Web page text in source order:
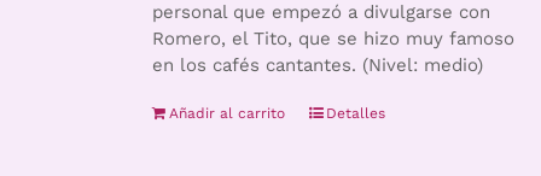
personal que empezó a divulgarse con
Romero, el Tito, que se hizo muy famoso
en los cafés cantantes. (Nivel: medio)
Añadir al carrito Detalles